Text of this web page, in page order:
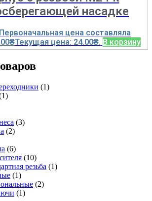
насадке
Первоначальная цена составляла
₴Текущая цена: 24.00₴. В корзину
(1)
(3)
(2)
(6)
(10)
резьба (1)
(1)
(2)
(1)